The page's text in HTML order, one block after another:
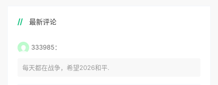
最新评论
333985：
每天都在战争，希望2026和平.